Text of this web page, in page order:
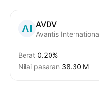
AVDV
Berat 0.20%
Nilai pasaran ‪38.30 M‬